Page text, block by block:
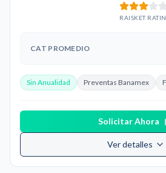
RAISKET
CAT PROMEDIO
Sin Anualidad Preventas Banamex
Solicitar Ahora
Ver detalles